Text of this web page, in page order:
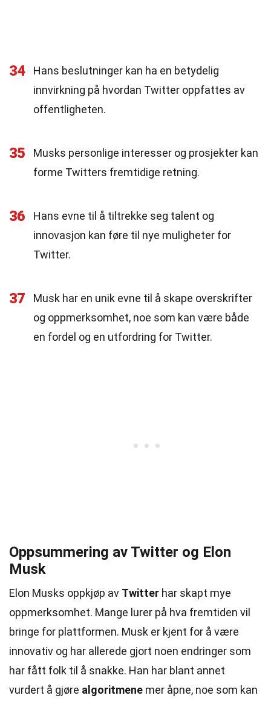
34
Hans beslutninger kan ha en betydelig
innvirkning på hvordan Twitter oppfattes av
offentligheten.
35
Musks personlige interesser og prosjekter kan
forme Twitters fremtidige retning.
36
Hans evne til å tiltrekke seg talent og
innovasjon kan føre til nye muligheter for
Twitter.
37
Musk har en unik evne til å skape overskrifter
og oppmerksomhet, noe som kan være både
en fordel og en utfordring for Twitter.
Oppsummering av Twitter og Elon
Musk
Elon Musks oppkjøp av Twitter har skapt mye
oppmerksomhet. Mange lurer på hva fremtiden vil
bringe for plattformen. Musk er kjent for å være
innovativ og har allerede gjort noen endringer som
har fått folk til å snakke. Han har blant annet
vurdert å gjøre algoritmene mer åpne, noe som kan